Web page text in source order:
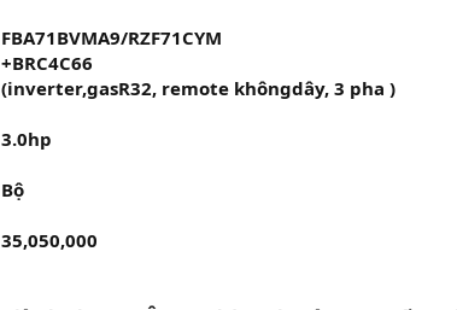
FBA71BVMA9/RZF71CYM
+BRC4C66
(inverter,gasR32, remote khôngdây, 3 pha )
3.0hp
Bộ
35,050,000